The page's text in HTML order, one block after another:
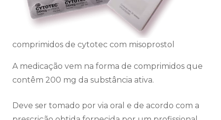
comprimidos de cytotec com misoprostol
A medicação vem na forma de comprimidos que
contêm 200 mg da substância ativa.
Deve ser tomado por via oral e de acordo com a